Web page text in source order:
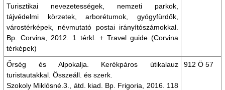
Turisztikai nevezetességek, nemzeti parkok,
tájvédelmi körzetek, arborétumok, gyógyfürdők,
várostérképek, névmutató postai irányítószámokkal.
Bp. Corvina, 2012. 1 térkl. + Travel guide (Corvina
térképek)
Őrség és Alpokalja. Kerékpáros útikalauz
turistautakkal. Összeáll. és szerk.
Szokoly Miklósné.3., átd. kiad. Bp. Frigoria, 2016. 118
912 Ö 57